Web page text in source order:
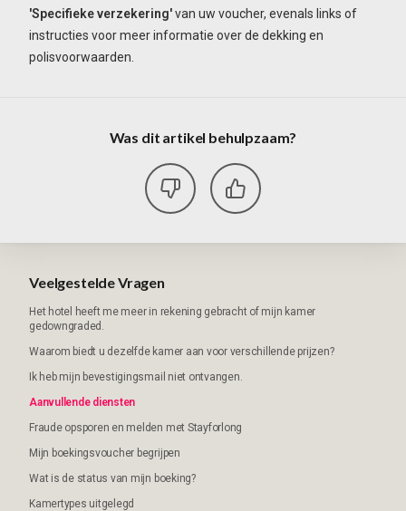
'Specifieke verzekering'van uw voucher, evenals links of
instructies voor meer informatie over de dekking en
polisvoorwaarden.
Was dit artikel behulpzaam?
Veelgestelde Vragen
Het hotel heeft me meer in rekening gebracht of mijn kamer
gedowngraded.
Waarom biedt u dezelfde kamer aan voor verschillende prijzen?
Ik heb mijn bevestigingsmail niet ontvangen.
Aanvullende diensten
Fraude opsporen en melden met Stayforlong
Mijn boekingsvoucher begrijpen
Wat is de status van mijn boeking?
Kamertypes uitgelegd